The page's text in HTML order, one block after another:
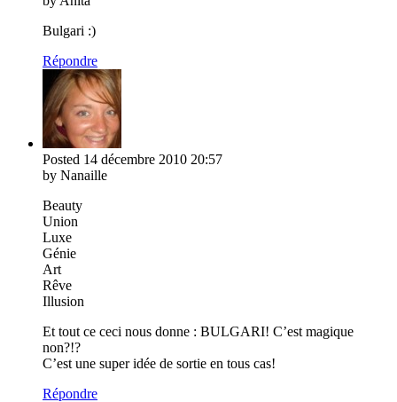
Bulgari :)
Répondre
Posted 14 décembre 2010 20:57
by Nanaille
Beauty
Union
Luxe
Génie
Art
Rêve
Illusion
Et tout ce ceci nous donne : BULGARI! C’est magique
non?!?
C’est une super idée de sortie en tous cas!
Répondre